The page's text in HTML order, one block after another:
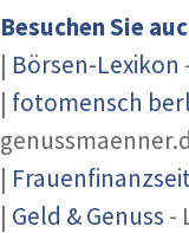
Besuchen Sie
| Börsen-Lexikon
| fotomensch
|
| Geld & Genuss -